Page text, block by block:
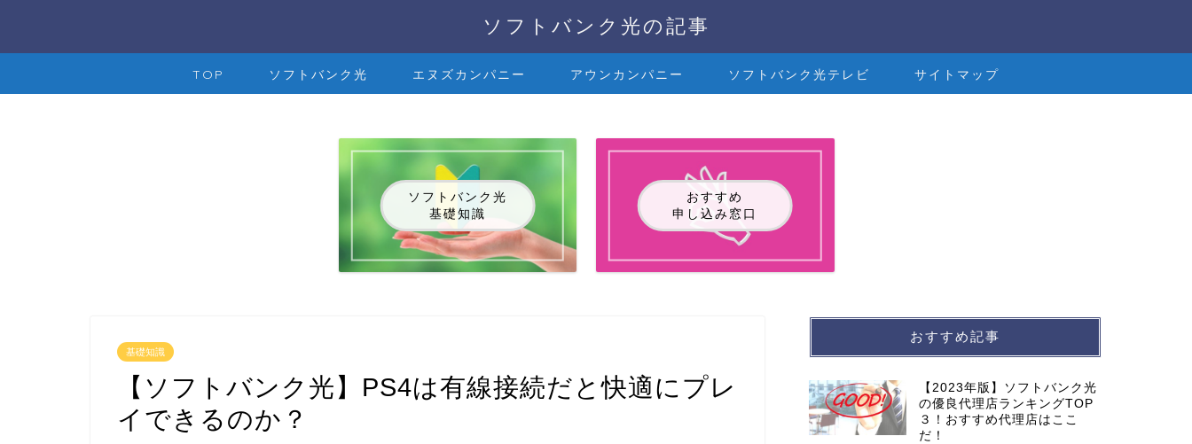
ソフトバンク光の記事
TOP ソフトバンク光 エヌズカンパニー アウンカンパニー ソフトバンク光テレビ サイトマップ
ソフトバンク光
基礎知識
おすすめ
申し込み窓口
基礎知識
【ソフトバンク光】PS4は有線接続だと快適にプレ
イできるのか？
おすすめ記事
【2023年版】ソフトバンク光
の優良代理店ランキングTOP
３！おすすめ代理店はここ
だ！